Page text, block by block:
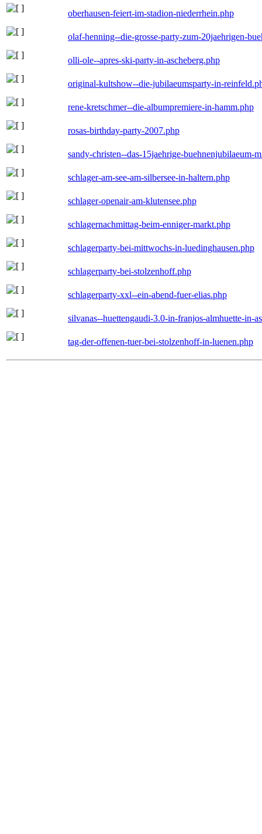
oberhausen-feiert-im-stadion-niederrhein.php
olaf-henning--die-grosse-party-zum-20jaehrigen-
olli-ole--apres-ski-party-in-ascheberg.php
original-kultshow--die-jubilaeumsparty-in-
rene-kretschmer--die-albumpremiere-in-hamm.php
rosas-birthday-party-2007.php
sandy-christen--das-15jaehrige-buehnenjubilaeum-
schlager-am-see-am-silbersee-in-haltern.php
schlager-openair-am-klutensee.php
schlagernachmittag-beim-enniger-markt.php
schlagerparty-bei-mittwochs-in-luedinghausen.php
schlagerparty-bei-stolzenhoff.php
schlagerparty-xxl--ein-abend-fuer-elias.php
silvanas--huettengaudi-3.0-in-franjos-almhuette-in-
tag-der-offenen-tuer-bei-stolzenhoff-in-luenen.php